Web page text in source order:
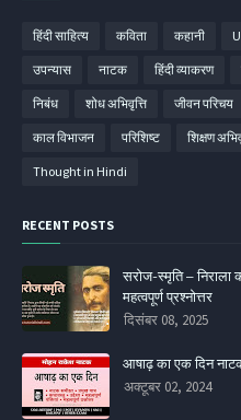
हिंदी साहित्‍य कविता कहानी
उपन्‍यास नाटक हिंदी व्‍याकरण
निबंध शोध अभिवृत्ति जीवन परिचय
काल विभाजन परिशिष्‍ट शिक्षण
Thought in Hindi
RECENT POSTS
सरोज-स्मृति – निराला
महत्वपूर्ण प्रश्नोत्तर
दिसंबर 08, 2025
आषाढ़ का एक दिन
अक्टूबर 02, 2024